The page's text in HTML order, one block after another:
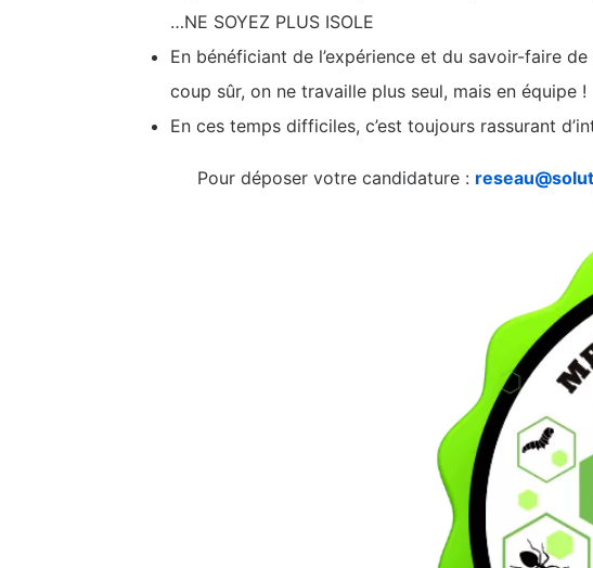
…NE SOYEZ PLUS ISOLE
En bénéficiant de l’expérience et du savoir-faire
coup sûr, on ne travaille plus seul, mais en équipe !
En ces temps difficiles, c’est toujours rassurant
Pour déposer votre candidature :